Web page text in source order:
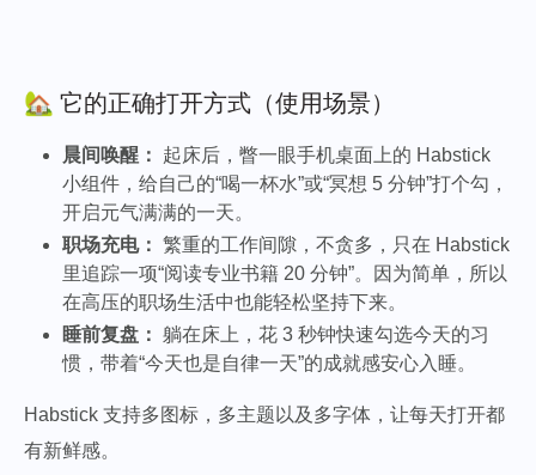
🏡 它的正确打开方式（使用场景）
晨间唤醒：
起床后，瞥一眼手机桌面上的 Habstick
小组件，给自己的“喝一杯水”或“冥想 5 分钟”打个勾，
开启元气满满的一天。
职场充电： 繁重的工作间隙，不贪多，只在 Habstick
里追踪一项“阅读专业书籍 20 分钟”。因为简单，所以
在高压的职场生活中也能轻松坚持下来。
睡前复盘： 躺在床上，花 3 秒钟快速勾选今天的习
惯，带着“今天也是自律一天”的成就感安心入睡。
Habstick 支持多图标，多主题以及多字体，让每天打开都
有新鲜感。